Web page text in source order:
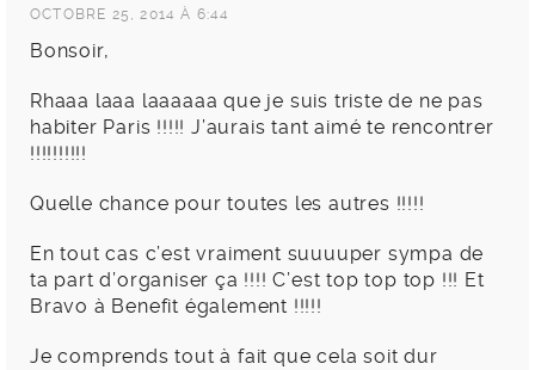
OCTOBRE 25, 2014 À 6:44
Bonsoir,
Rhaaa laaa laaaaaa que je suis triste de ne pas
habiter Paris !!!!! J’aurais tant aimé te rencontrer
!!!!!!!!!!
Quelle chance pour toutes les autres !!!!!
En tout cas c’est vraiment suuuuper sympa de
ta part d’organiser ça !!!! C’est top top top !!! Et
Bravo à Benefit également !!!!!
Je comprends tout à fait que cela soit dur